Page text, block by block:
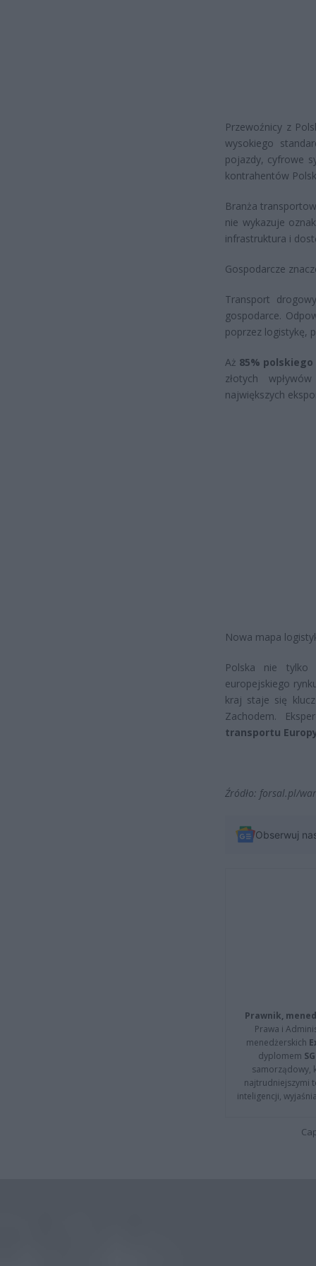
Przewoźnicy z
wysokiego
pojazdy, cyfrowe
kontrahentów
Branża
nie wykazuje
infrastruktura i
Gospodarcze
Transport
gospodarce.
poprzez logistykę,
Aż 85%
złotych
największych
Nowa mapa
Polska nie tylko
europejskiego
kraj staje się
Zachodem.
transportu
Źródło: forsal.pl/
Obserwuj
Prawnik,
Prawa i
menedżerskich
dyplomem
samorządowy,
najtrudniejszymi
inteligencji,